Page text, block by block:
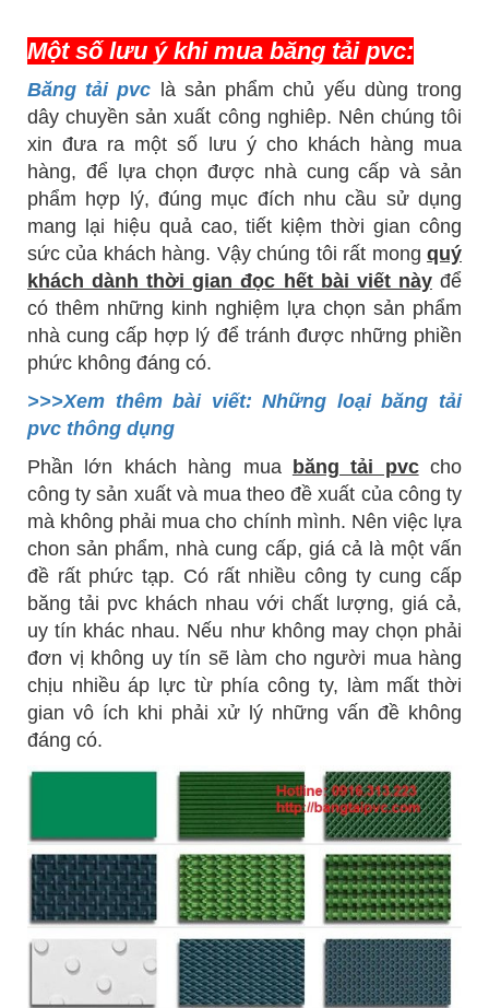
Một số lưu ý khi mua băng tải pvc:
Băng tải pvc là sản phẩm chủ yếu dùng trong
dây chuyền sản xuất công nghiêp. Nên chúng tôi
xin đưa ra một số lưu ý cho khách hàng mua
hàng, để lựa chọn được nhà cung cấp và sản
phẩm hợp lý, đúng mục đích nhu cầu sử dụng
mang lại hiệu quả cao, tiết kiệm thời gian công
sức của khách hàng. Vậy chúng tôi rất mong quý
khách dành thời gian đọc hết bài viết nàyđể
có thêm những kinh nghiệm lựa chọn sản phẩm
nhà cung cấp hợp lý để tránh được những phiền
phức không đáng có.
>>>Xem thêm bài viết: Những loại băng tải
pvc thông dụng
Phần lớn khách hàng mua
băng tải pvccho
công ty sản xuất và mua theo đề xuất của công ty
mà không phải mua cho chính mình. Nên việc lựa
chon sản phẩm, nhà cung cấp, giá cả là một vấn
đề rất phức tạp. Có rất nhiều công ty cung cấp
băng tải pvc khách nhau với chất lượng, giá cả,
uy tín khác nhau. Nếu như không may chọn phải
đơn vị không uy tín sẽ làm cho người mua hàng
chịu nhiều áp lực từ phía công ty, làm mất thời
gian vô ích khi phải xử lý những vấn đề không
đáng có.